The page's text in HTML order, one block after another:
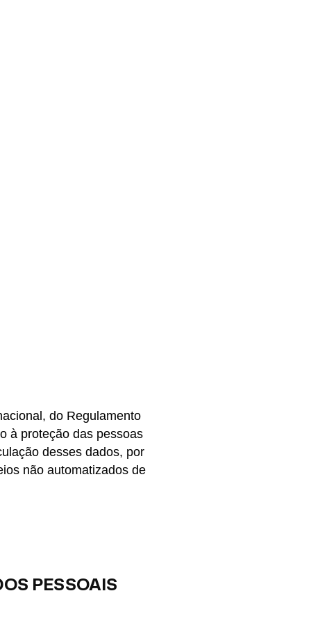
do Regulamento
à proteção das pessoas
desses dados, por
não automatizados de
PESSOAIS